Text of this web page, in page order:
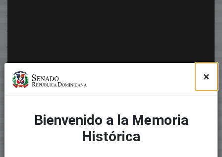
×
Bienvenido a la Memoria
Histórica